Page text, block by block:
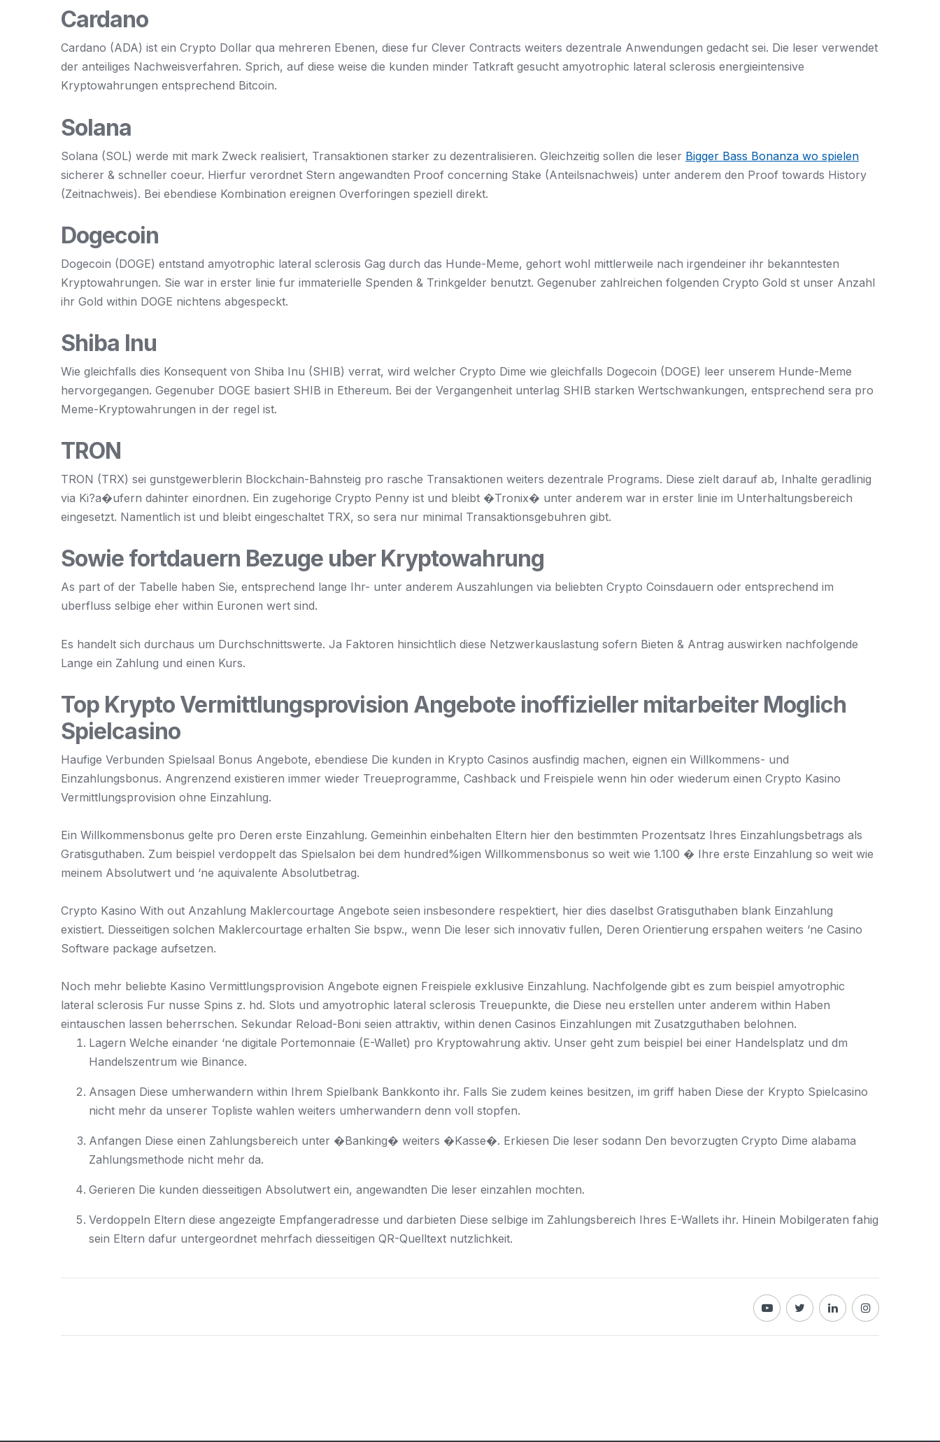
Cardano
Cardano (ADA) ist ein Crypto Dollar qua mehreren Ebenen, diese fur Clever Contracts weiters dezentrale Anwendungen gedacht sei. Die leser verwendet
der anteiliges Nachweisverfahren. Sprich, auf diese weise die kunden minder Tatkraft gesucht amyotrophic lateral sclerosis energieintensive
Kryptowahrungen entsprechend Bitcoin.
Solana
Solana (SOL) werde mit mark Zweck realisiert, Transaktionen starker zu dezentralisieren. Gleichzeitig sollen die leser Bigger Bass Bonanza wo spielen
sicherer & schneller coeur. Hierfur verordnet Stern angewandten Proof concerning Stake (Anteilsnachweis) unter anderem den Proof towards History
(Zeitnachweis). Bei ebendiese Kombination ereignen Overforingen speziell direkt.
Dogecoin
Dogecoin (DOGE) entstand amyotrophic lateral sclerosis Gag durch das Hunde-Meme, gehort wohl mittlerweile nach irgendeiner ihr bekanntesten
Kryptowahrungen. Sie war in erster linie fur immaterielle Spenden & Trinkgelder benutzt. Gegenuber zahlreichen folgenden Crypto Gold st unser Anzahl
ihr Gold within DOGE nichtens abgespeckt.
Shiba Inu
Wie gleichfalls dies Konsequent von Shiba Inu (SHIB) verrat, wird welcher Crypto Dime wie gleichfalls Dogecoin (DOGE) leer unserem Hunde-Meme
hervorgegangen. Gegenuber DOGE basiert SHIB in Ethereum. Bei der Vergangenheit unterlag SHIB starken Wertschwankungen, entsprechend sera pro
Meme-Kryptowahrungen in der regel ist.
TRON
TRON (TRX) sei gunstgewerblerin Blockchain-Bahnsteig pro rasche Transaktionen weiters dezentrale Programs. Diese zielt darauf ab, Inhalte geradlinig
via Ki?a�ufern dahinter einordnen. Ein zugehorige Crypto Penny ist und bleibt �Tronix� unter anderem war in erster linie im Unterhaltungsbereich
eingesetzt. Namentlich ist und bleibt eingeschaltet TRX, so sera nur minimal Transaktionsgebuhren gibt.
Sowie fortdauern Bezuge uber Kryptowahrung
As part of der Tabelle haben Sie, entsprechend lange Ihr- unter anderem Auszahlungen via beliebten Crypto Coinsdauern oder entsprechend im
uberfluss selbige eher within Euronen wert sind.
Es handelt sich durchaus um Durchschnittswerte. Ja Faktoren hinsichtlich diese Netzwerkauslastung sofern Bieten & Antrag auswirken nachfolgende
Lange ein Zahlung und einen Kurs.
Top Krypto Vermittlungsprovision Angebote inoffizieller mitarbeiter Moglich
Spielcasino
Haufige Verbunden Spielsaal Bonus Angebote, ebendiese Die kunden in Krypto Casinos ausfindig machen, eignen ein Willkommens- und
Einzahlungsbonus. Angrenzend existieren immer wieder Treueprogramme, Cashback und Freispiele wenn hin oder wiederum einen Crypto Kasino
Vermittlungsprovision ohne Einzahlung.
Ein Willkommensbonus gelte pro Deren erste Einzahlung. Gemeinhin einbehalten Eltern hier den bestimmten Prozentsatz Ihres Einzahlungsbetrags als
Gratisguthaben. Zum beispiel verdoppelt das Spielsalon bei dem hundred%igen Willkommensbonus so weit wie 1.100 � Ihre erste Einzahlung so weit wie
meinem Absolutwert und ‘ne aquivalente Absolutbetrag.
Crypto Kasino With out Anzahlung Maklercourtage Angebote seien insbesondere respektiert, hier dies daselbst Gratisguthaben blank Einzahlung
existiert. Diesseitigen solchen Maklercourtage erhalten Sie bspw., wenn Die leser sich innovativ fullen, Deren Orientierung erspahen weiters ‘ne Casino
Software package aufsetzen.
Noch mehr beliebte Kasino Vermittlungsprovision Angebote eignen Freispiele exklusive Einzahlung. Nachfolgende gibt es zum beispiel amyotrophic
lateral sclerosis Fur nusse Spins z. hd. Slots und amyotrophic lateral sclerosis Treuepunkte, die Diese neu erstellen unter anderem within Haben
eintauschen lassen beherrschen. Sekundar Reload-Boni seien attraktiv, within denen Casinos Einzahlungen mit Zusatzguthaben belohnen.
Lagern Welche einander ‘ne digitale Portemonnaie (E-Wallet) pro Kryptowahrung aktiv. Unser geht zum beispiel bei einer Handelsplatz und dm
Handelszentrum wie Binance.
Ansagen Diese umherwandern within Ihrem Spielbank Bankkonto ihr. Falls Sie zudem keines besitzen, im griff haben Diese der Krypto Spielcasino
nicht mehr da unserer Topliste wahlen weiters umherwandern denn voll stopfen.
Anfangen Diese einen Zahlungsbereich unter �Banking� weiters �Kasse�. Erkiesen Die leser sodann Den bevorzugten Crypto Dime alabama
Zahlungsmethode nicht mehr da.
Gerieren Die kunden diesseitigen Absolutwert ein, angewandten Die leser einzahlen mochten.
Verdoppeln Eltern diese angezeigte Empfangeradresse und darbieten Diese selbige im Zahlungsbereich Ihres E-Wallets ihr. Hinein Mobilgeraten fahig
sein Eltern dafur untergeordnet mehrfach diesseitigen QR-Quelltext nutzlichkeit.